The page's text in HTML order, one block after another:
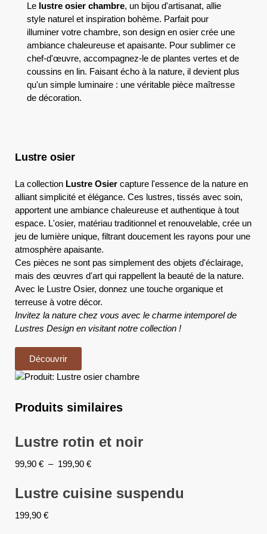
Le lustre osier chambre, un bijou d'artisanat, allie
style naturel et inspiration bohème. Parfait pour
illuminer votre chambre, son design en osier crée une
ambiance chaleureuse et apaisante. Pour sublimer ce
chef-d'œuvre, accompagnez-le de plantes vertes et de
coussins en lin. Faisant écho à la nature, il devient plus
qu'un simple luminaire : une véritable pièce maîtresse
de décoration.
Lustre osier
La collection Lustre Osier capture l'essence de la nature en
alliant simplicité et élégance. Ces lustres, tissés avec soin,
apportent une ambiance chaleureuse et authentique à tout
espace. L'osier, matériau traditionnel et renouvelable, crée un
jeu de lumière unique, filtrant doucement les rayons pour une
atmosphère apaisante.
Ces pièces ne sont pas simplement des objets d'éclairage,
mais des œuvres d'art qui rappellent la beauté de la nature.
Avec le Lustre Osier, donnez une touche organique et
terreuse à votre décor.
Invitez la nature chez vous avec le charme intemporel de
Lustres Design en visitant notre collection !
Découvrir
Produits similaires
Lustre rotin et noir
99,90 € – 199,90 €
Lustre cuisine suspendu
199,90 €